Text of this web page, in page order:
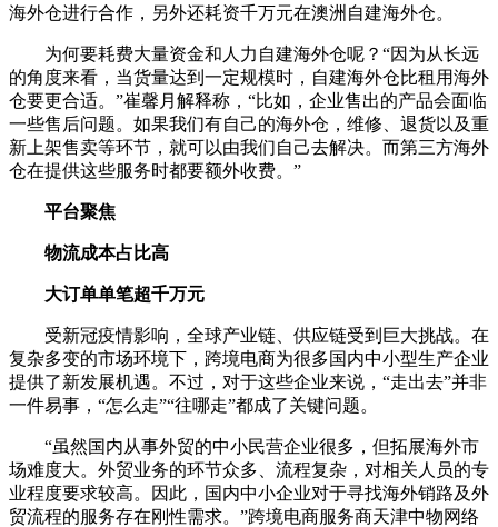
海外仓进行合作，另外还耗资千万元在澳洲自建海外仓。
为何要耗费大量资金和人力自建海外仓呢？“因为从长远
的角度来看，当货量达到一定规模时，自建海外仓比租用海外
仓要更合适。”崔馨月解释称，“比如，企业售出的产品会面临
一些售后问题。如果我们有自己的海外仓，维修、退货以及重
新上架售卖等环节，就可以由我们自己去解决。而第三方海外
仓在提供这些服务时都要额外收费。”
平台聚焦
物流成本占比高
大订单单笔超千万元
受新冠疫情影响，全球产业链、供应链受到巨大挑战。在
复杂多变的市场环境下，跨境电商为很多国内中小型生产企业
提供了新发展机遇。不过，对于这些企业来说，“走出去”并非
一件易事，“怎么走”“往哪走”都成了关键问题。
“虽然国内从事外贸的中小民营企业很多，但拓展海外市
场难度大。外贸业务的环节众多、流程复杂，对相关人员的专
业程度要求较高。因此，国内中小企业对于寻找海外销路及外
贸流程的服务存在刚性需求。”跨境电商服务商天津中物网络